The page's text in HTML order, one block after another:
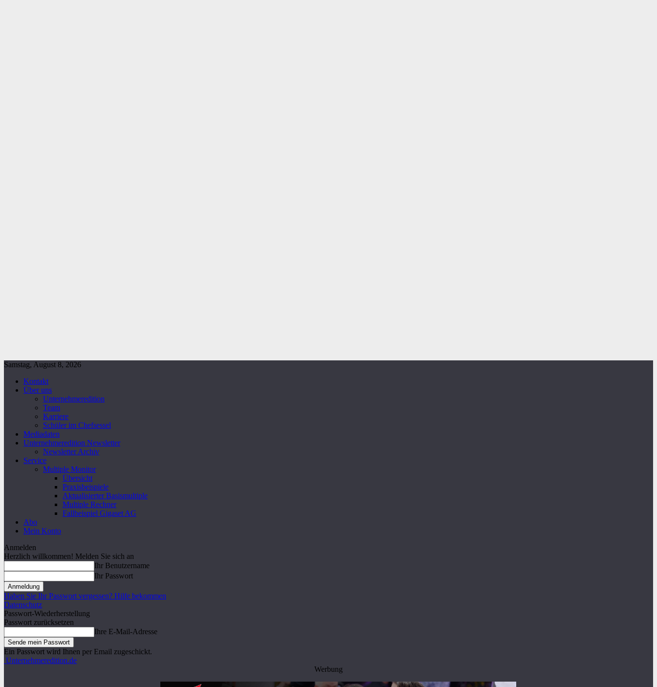
Samstag, August 8, 2026
Kontakt
Über uns
Unternehmeredition
Team
Karriere
Schüler im Chefsessel
Mediadaten
Unternehmeredition Newsletter
Newsletter Archiv
Service
Multiple Monitor
Übersicht
Praxisbeispiele
Aktualisierter Basismultiple
Multiple Rechner
Fallbeispiel Gigaset AG
Abo
Mein Konto
Anmelden
Herzlich willkommen! Melden Sie sich an
Ihr Benutzername
Ihr Passwort
Haben Sie Ihr Passwort vergessen? Hilfe bekommen
Datenschutz
Passwort-Wiederherstellung
Passwort zurücksetzen
Ihre E-Mail-Adresse
Ein Passwort wird Ihnen per Email zugeschickt.
Unternehmeredition.de
Werbung